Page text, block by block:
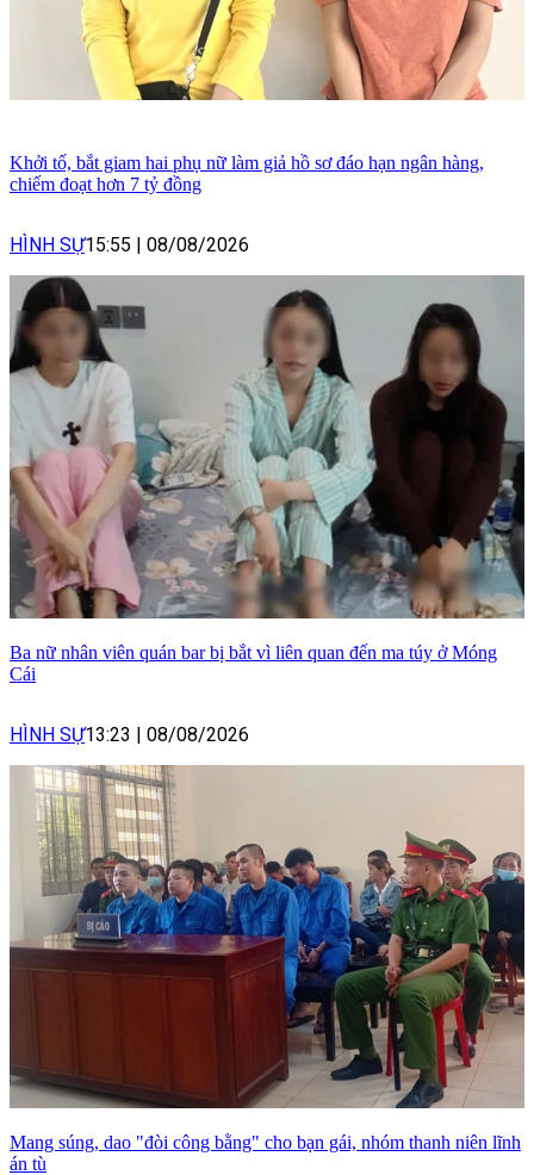
Khởi tố, bắt giam hai phụ nữ làm giả hồ sơ đáo hạn ngân hàng,
chiếm đoạt hơn 7 tỷ đồng
HÌNH SỰ15:55 08/08/2026
Ba nữ nhân viên quán bar bị bắt vì liên quan đến ma túy ở Móng
Cái
HÌNH SỰ13:23 08/08/2026
Mang súng, dao "đòi công bằng" cho bạn gái, nhóm thanh niên lĩnh
án tù